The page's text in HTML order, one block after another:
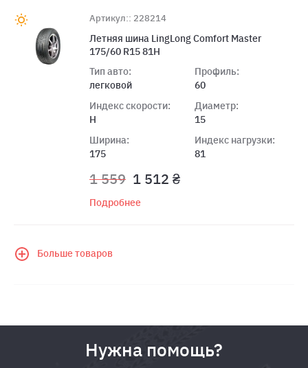
Артикул:: 228214
Летняя шина LingLong Comfort Master
175/60 R15 81H
Тип авто:
легковой
Индекс скорости:
H
Ширина:
175
Профиль:
60
Диаметр:
15
Индекс нагрузки:
81
1 559 1 512 ₴
Подробнее
Больше товаров
Нужна помощь?